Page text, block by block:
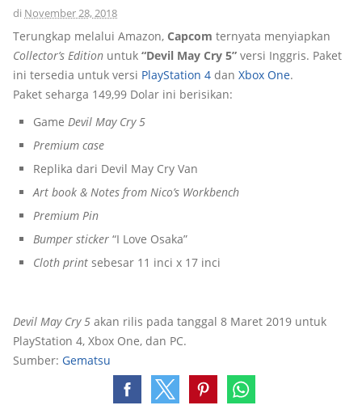
di November 28, 2018
Terungkap melalui Amazon, Capcom ternyata menyiapkan
Collector’s Edition untuk “Devil May Cry 5” versi Inggris. Paket
ini tersedia untuk versi PlayStation 4 dan Xbox One.
Paket seharga 149,99 Dolar ini berisikan:
Game Devil May Cry 5
Premium case
Replika dari Devil May Cry Van
Art book & Notes from Nico’s Workbench
Premium Pin
Bumper sticker “I Love Osaka”
Cloth print sebesar 11 inci x 17 inci
Devil May Cry 5 akan rilis pada tanggal 8 Maret 2019 untuk
PlayStation 4, Xbox One, dan PC.
Sumber: Gematsu